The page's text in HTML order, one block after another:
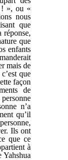
! », ou «
nous
que
réponse,
que
enfants
mais de
que
façon
de
n’a
qu’il
Ils ont
que ce
à
Yahshua